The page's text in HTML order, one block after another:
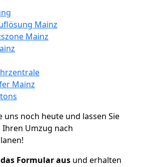
Mainz
Mainz
Mainz
uns noch heute und lassen Sie
Umzug nach
Formular aus und erhalten